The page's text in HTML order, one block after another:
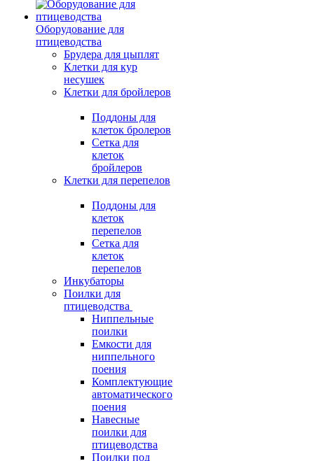
Оборудование для
птицеводства
Брудера для цыплят
Клетки для кур
несушек
Клетки для бройлеров
Поддоны для
клеток бролеров
Сетка для
клеток
бройлеров
Клетки для перепелов
Поддоны для
клеток
перепелов
Сетка для
клеток
перепелов
Инкубаторы
Поилки для
птицеводства
Ниппельные
поилки
Емкости для
ниппельного
поения
Комплектующие
автоматического
поения
Навесные
поилки для
птицеводства
Поилки под